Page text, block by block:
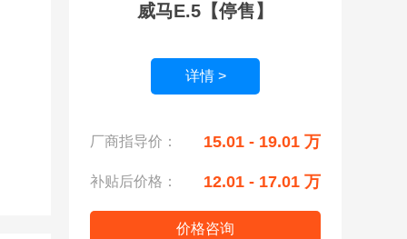
威马E.5【停售】
详情 >
厂商指导价： 15.01 - 19.01 万
补贴后价格： 12.01 - 17.01 万
价格咨询